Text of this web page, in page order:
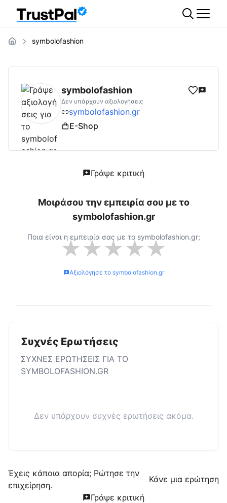
symbolofashion
symbolofashion.grΑξιολογήσεις | Δες
symbolofashion
Δεν υπάρχουν αξιολογήσεις
symbolofashion.gr
E-Shop
Γράψε κριτική
Μοιράσου την εμπειρία σου με το
symbolofashion.gr
Ποια είναι η εμπειρία σας με το symbolofashion.gr;
★★★★★
Αξιολόγησε το symbolofashion.gr
Συχνές Ερωτήσεις
ΣΥΧΝΕΣ ΕΡΩΤΗΣΕΙΣ ΓΙΑ ΤΟ
SYMBOLOFASHION.GR
Δεν υπάρχουν συχνές ερωτήσεις ακόμα.
Έχεις κάποια απορία; Ρώτησε την
επιχείρηση.
Κάνε μια ερώτηση
Γράψε κριτική